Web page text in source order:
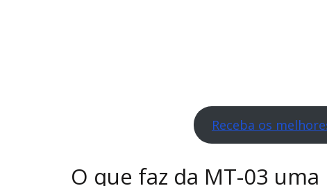
Receba os
O que faz da MT-03